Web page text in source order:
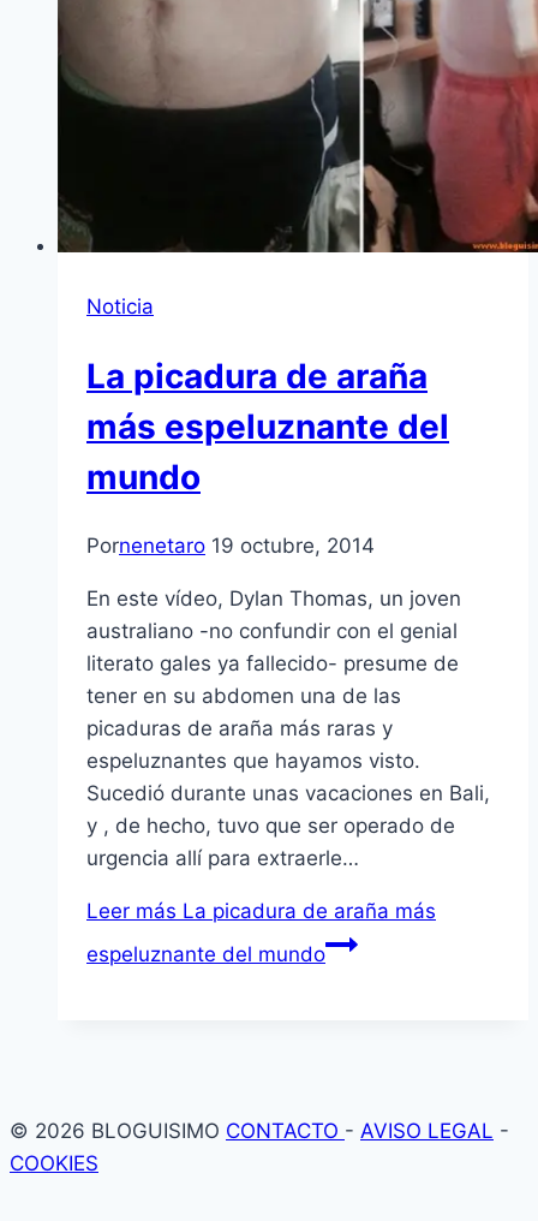
Noticia
La picadura de araña
más espeluznante del
mundo
Pornenetaro 19 octubre, 2014
En este vídeo, Dylan Thomas, un joven
australiano -no confundir con el genial
literato gales ya fallecido- presume de
tener en su abdomen una de las
picaduras de araña más raras y
espeluznantes que hayamos visto.
Sucedió durante unas vacaciones en Bali,
y , de hecho, tuvo que ser operado de
urgencia allí para extraerle…
Leer más La picadura de araña más
espeluznante del mundo
© 2026 BLOGUISIMO CONTACTO - AVISO LEGAL -
COOKIES